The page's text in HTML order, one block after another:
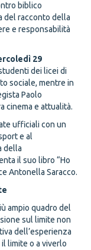
biblico
del racconto della
e responsabilità
29
dei licei di
sociale, mentre in
Paolo
cinema e attualità.
ufficiali con un
e al
della
il suo libro “Ho
Antonella Saracco.
ampio quadro del
sul limite non
dell’esperienza
limite o a viverlo